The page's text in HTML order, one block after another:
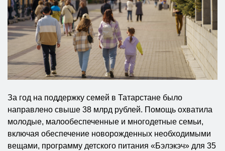
За год на поддержку семей в Татарстане было
направлено свыше 38 млрд рублей. Помощь охватила
молодые, малообеспеченные и многодетные семьи,
включая обеспечение новорожденных необходимыми
вещами, программу детского питания «Бэлэкэч» для 35